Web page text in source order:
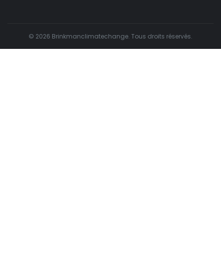
© 2026 Brinkmanclimatechange. Tous droits réservés.